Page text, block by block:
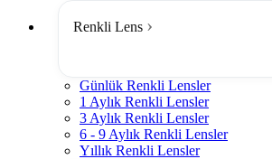
Renkli Lens
Günlük Renkli Lensler
1 Aylık Renkli Lensler
3 Aylık Renkli Lensler
6 - 9 Aylık Renkli Lensler
Yıllık Renkli Lensler